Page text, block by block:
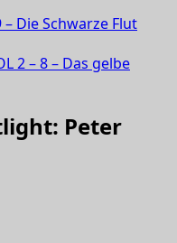
– Die Schwarze Flut
2 – 8 – Das gelbe
Peter